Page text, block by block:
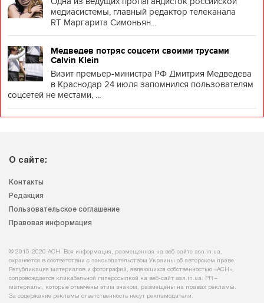
медиасистемы, главный редактор телеканала
RT Маргарита Симоньян...
Медведев потряс соцсети своими трусами
Calvin Klein
Визит премьер-министра РФ Дмитрия Медведева
в Краснодар 24 июля запомнился пользователям
соцсетей не местами, ...
О сайте:
Контакты
Редакция
Пользовательское соглашение
Правовая информация
© 2015-2020 АСН. Вся информация, размещенная на веб-сайте asn.in.ua,
охраняется в соответствии с законодательством Украины об авторском праве.
Републикация материалов и фотографий, являющихся собственностью «АСН»,
сопровождается кликабельной гиперссылкой на веб-сайт asn.іn.ua. PR –
материалы, которые отмечены этим знаком, размещены на правах рекламы.
За содержание рекламы ответственность несут рекламодатели.